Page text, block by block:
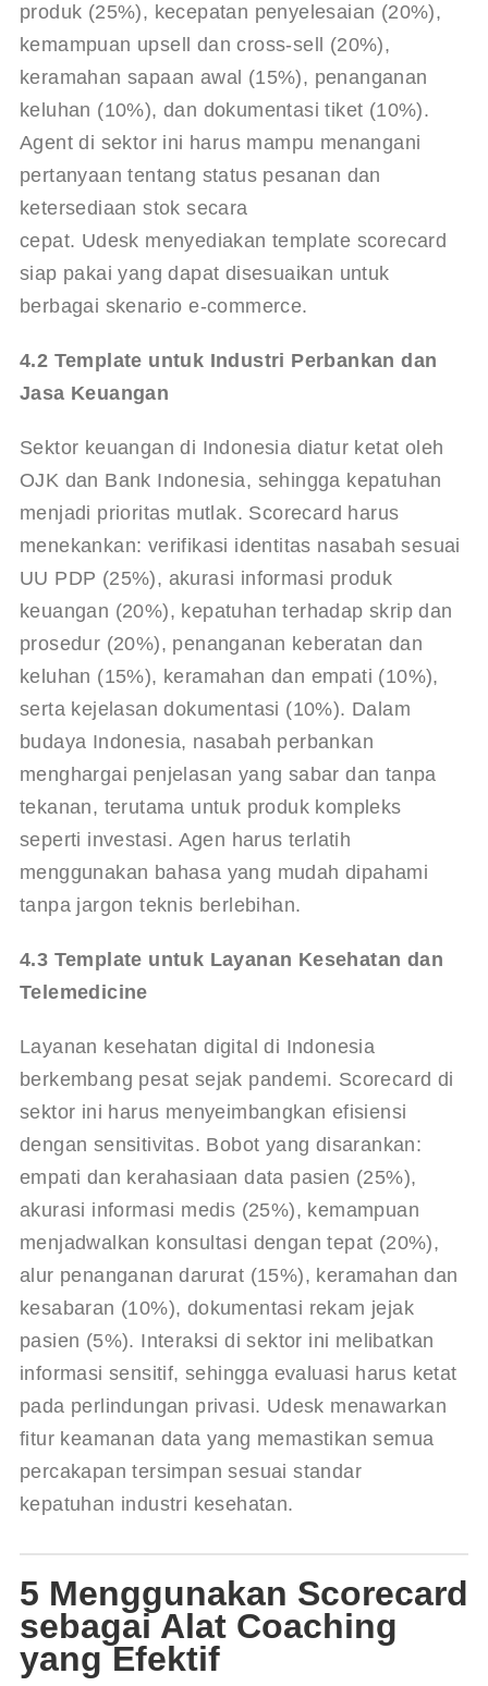
produk (25%), kecepatan penyelesaian (20%),
kemampuan upsell dan cross-sell (20%),
keramahan sapaan awal (15%), penanganan
keluhan (10%), dan dokumentasi tiket (10%).
Agent di sektor ini harus mampu menangani
pertanyaan tentang status pesanan dan
ketersediaan stok secara
cepat. Udesk menyediakan template scorecard
siap pakai yang dapat disesuaikan untuk
berbagai skenario e-commerce.
4.2 Template untuk Industri Perbankan dan
Jasa Keuangan
Sektor keuangan di Indonesia diatur ketat oleh
OJK dan Bank Indonesia, sehingga kepatuhan
menjadi prioritas mutlak. Scorecard harus
menekankan: verifikasi identitas nasabah sesuai
UU PDP (25%), akurasi informasi produk
keuangan (20%), kepatuhan terhadap skrip dan
prosedur (20%), penanganan keberatan dan
keluhan (15%), keramahan dan empati (10%),
serta kejelasan dokumentasi (10%). Dalam
budaya Indonesia, nasabah perbankan
menghargai penjelasan yang sabar dan tanpa
tekanan, terutama untuk produk kompleks
seperti investasi. Agen harus terlatih
menggunakan bahasa yang mudah dipahami
tanpa jargon teknis berlebihan.
4.3 Template untuk Layanan Kesehatan dan
Telemedicine
Layanan kesehatan digital di Indonesia
berkembang pesat sejak pandemi. Scorecard di
sektor ini harus menyeimbangkan efisiensi
dengan sensitivitas. Bobot yang disarankan:
empati dan kerahasiaan data pasien (25%),
akurasi informasi medis (25%), kemampuan
menjadwalkan konsultasi dengan tepat (20%),
alur penanganan darurat (15%), keramahan dan
kesabaran (10%), dokumentasi rekam jejak
pasien (5%). Interaksi di sektor ini melibatkan
informasi sensitif, sehingga evaluasi harus ketat
pada perlindungan privasi. Udesk menawarkan
fitur keamanan data yang memastikan semua
percakapan tersimpan sesuai standar
kepatuhan industri kesehatan.
5 Menggunakan Scorecard
sebagai Alat Coaching
yang Efektif